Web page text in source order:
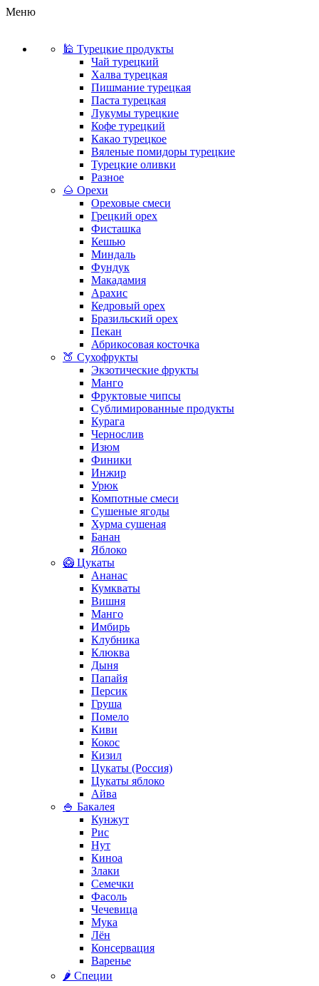
Меню
🕌 Турецкие продукты
Чай турецкий
Халва турецкая
Пишмание турецкая
Паста турецкая
Лукумы турецкие
Кофе турецкий
Какао турецкое
Вяленые помидоры турецкие
Турецкие оливки
Разное
🌰 Орехи
Ореховые смеси
Грецкий орех
Фисташка
Кешью
Миндаль
Фундук
Макадамия
Арахис
Кедровый орех
Бразильский орех
Пекан
Абрикосовая косточка
🍑 Сухофрукты
Экзотические фрукты
Манго
Фруктовые чипсы
Сублимированные продукты
Курага
Чернослив
Изюм
Финики
Инжир
Урюк
Компотные смеси
Сушеные ягоды
Хурма сушеная
Банан
Яблоко
🥝 Цукаты
Ананас
Кумкваты
Вишня
Манго
Имбирь
Клубника
Клюква
Дыня
Папайя
Персик
Груша
Помело
Киви
Кокос
Кизил
Цукаты (Россия)
Цукаты яблоко
Айва
🍚 Бакалея
Кунжут
Рис
Нут
Киноа
Злаки
Семечки
Фасоль
Чечевица
Мука
Лён
Консервация
Варенье
🌶️ Специи